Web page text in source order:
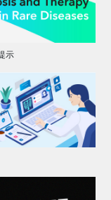
示